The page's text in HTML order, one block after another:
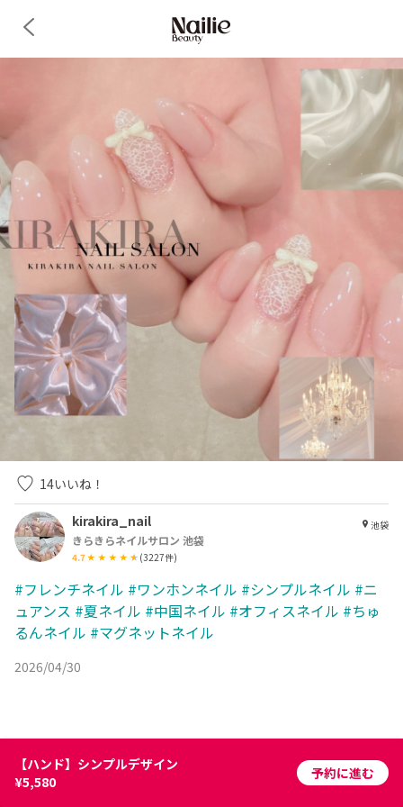
14いいね！
kirakira_nail
きらきらネイルサロン 池袋
4.7 (3227件)
池袋
#フレンチネイル #ワンホンネイル #シンプルネイル #ニ
ュアンス #夏ネイル #中国ネイル #オフィスネイル #ちゅ
るんネイル #マグネットネイル
2026/04/30
【ハンド】シンプルデザイン
¥5,580
予約に進む